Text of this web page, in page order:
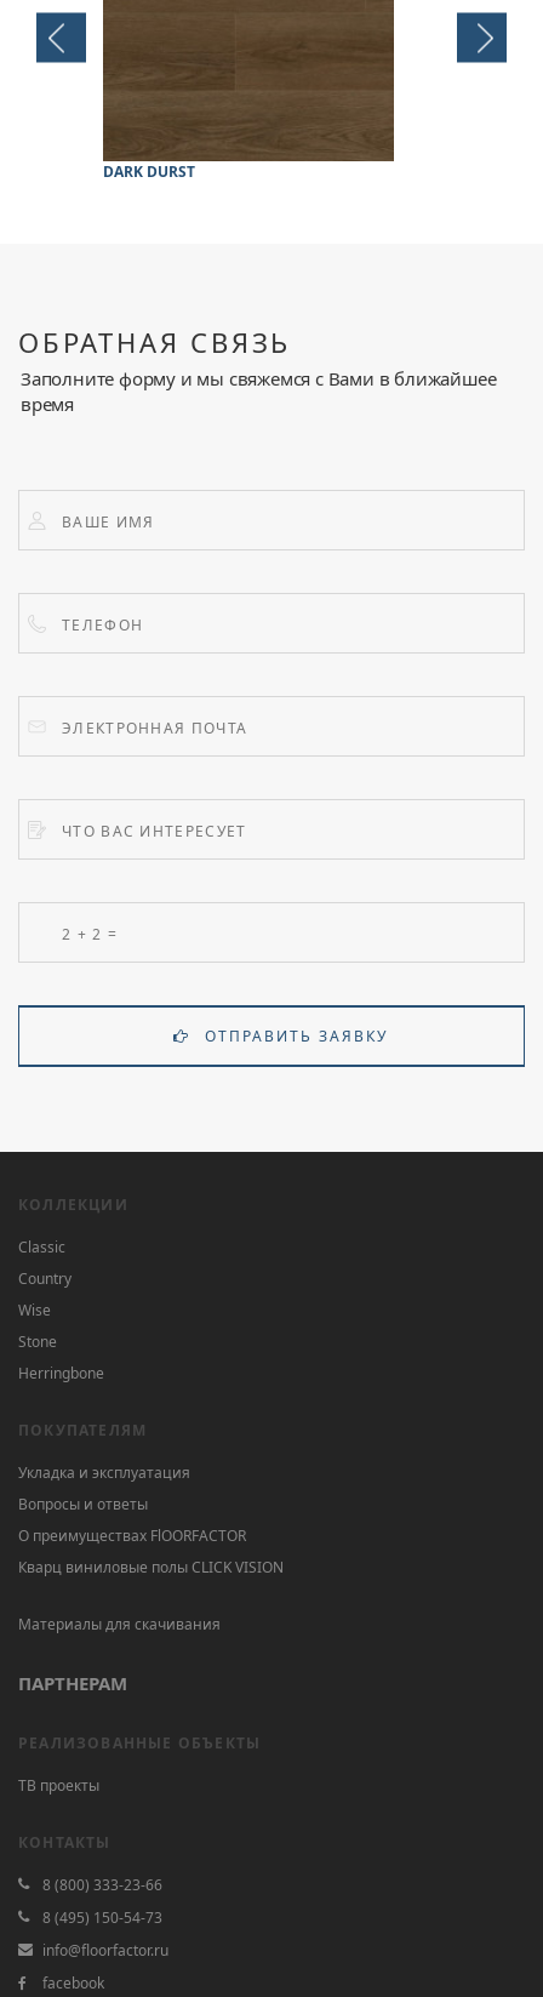
DARK DURST
ОБРАТНАЯ СВЯЗЬ
Заполните форму и мы свяжемся с Вами в ближайшее
время
ОТПРАВИТЬ ЗАЯВКУ
КОЛЛЕКЦИИ
Classic
Country
Wise
Stone
Herringbone
ПОКУПАТЕЛЯМ
Укладка и эксплуатация
Вопросы и ответы
О преимуществах FlOORFACTOR
Кварц виниловые полы CLICK VISION
Материалы для скачивания
ПАРТНЕРАМ
РЕАЛИЗОВАННЫЕ ОБЪЕКТЫ
ТВ проекты
КОНТАКТЫ
8 (800) 333-23-66
8 (495) 150-54-73
info@floorfactor.ru
facebook